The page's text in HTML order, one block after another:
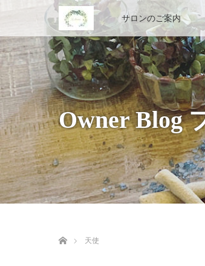
Home サロンのご案内
Owner Blog
天使